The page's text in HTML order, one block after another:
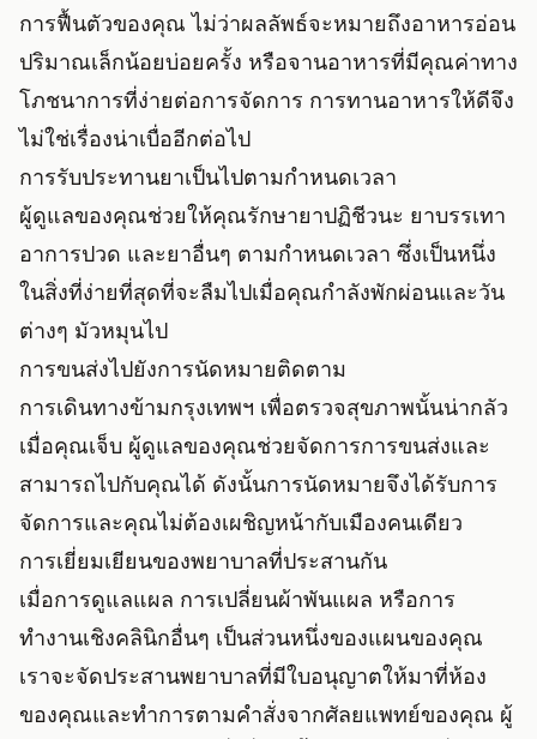
การฟื้นตัวของคุณ ไม่ว่าผลลัพธ์จะหมายถึงอาหารอ่อน
ปริมาณเล็กน้อยบ่อยครั้ง หรือจานอาหารที่มีคุณค่าทาง
โภชนาการที่ง่ายต่อการจัดการ การทานอาหารให้ดีจึง
ไม่ใช่เรื่องน่าเบื่ออีกต่อไป
การรับประทานยาเป็นไปตามกำหนดเวลา
ผู้ดูแลของคุณช่วยให้คุณรักษายาปฏิชีวนะ ยาบรรเทา
อาการปวด และยาอื่นๆ ตามกำหนดเวลา ซึ่งเป็นหนึ่ง
ในสิ่งที่ง่ายที่สุดที่จะลืมไปเมื่อคุณกำลังพักผ่อนและวัน
ต่างๆ มัวหมุนไป
การขนส่งไปยังการนัดหมายติดตาม
การเดินทางข้ามกรุงเทพฯ เพื่อตรวจสุขภาพนั้นน่ากลัว
เมื่อคุณเจ็บ ผู้ดูแลของคุณช่วยจัดการการขนส่งและ
สามารถไปกับคุณได้ ดังนั้นการนัดหมายจึงได้รับการ
จัดการและคุณไม่ต้องเผชิญหน้ากับเมืองคนเดียว
การเยี่ยมเยียนของพยาบาลที่ประสานกัน
เมื่อการดูแลแผล การเปลี่ยนผ้าพันแผล หรือการ
ทำงานเชิงคลินิกอื่นๆ เป็นส่วนหนึ่งของแผนของคุณ
เราจะจัดประสานพยาบาลที่มีใบอนุญาตให้มาที่ห้อง
ของคุณและทำการตามคำสั่งจากศัลยแพทย์ของคุณ ผู้